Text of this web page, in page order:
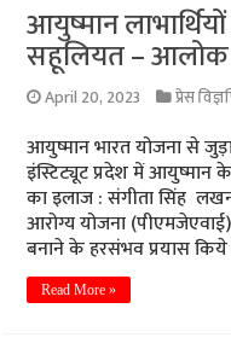
आयुष्मान
सहूलियत –
April 20, 2023 प्रेस
आयुष्मान भारत योजना से
इंस्टिट्यूट प्रदेश में
का इलाज : संगीता सिंह
आरोग्य योजना
बनाने के हरसंभव प्रयास
Read More »